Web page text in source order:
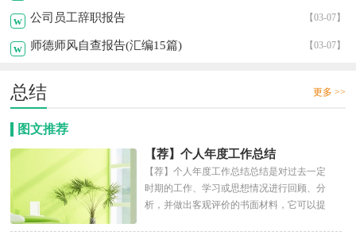
w 【03-07】
公司员工辞职报告
w 【03-07】
师德师风自查报告(汇编15篇)
总结 更多 >>
图文推荐
【荐】个人年度工作总结
【荐】个人年度工作总结总结是对过去一定
时期的工作、学习或思想情况进行回顾、分
析，并做出客观评价的书面材料，它可以提